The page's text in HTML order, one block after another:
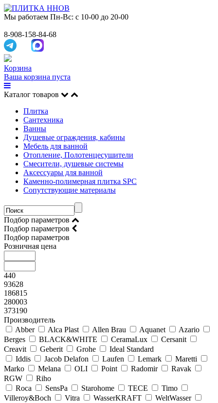
Мы работаем Пн-Вс: с 10-00 до 20-00
8-908-158-84-68
Корзина
Ваша корзина пуста
Каталог товаров
Плитка
Сантехника
Ванны
Душевые ограждения, кабины
Мебель для ванной
Отопление, Полотенцесушители
Смесители, душевые системы
Аксессуары для ванной
Каменно-полимерная плитка SPC
Сопутствующие материалы
Подбор параметров
Подбор параметров
Подбор параметров
Розничная цена
440
93628
186815
280003
373190
Производитель
Abber
Alca Plast Allen Brau Aquanet
Azario
Berges
BLACK&WHITE CeramaLux
Cersanit
Creavit
Geberit Grohe
Ideal Standard
Iddis
Jacob Delafon Laufen Lemark
Maretti
Marko
Melana OLI Point Radomir
Ravak
RGW
Riho
Roca
SensPa Starohome TECE
Timo
Villeroy&Boсh
Vitra WasserKRAFT
WeltWasser